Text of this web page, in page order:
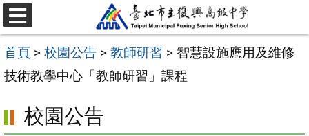
跳
至
主
要
容
選
單
首頁 > 校園公告 > 教師研習 > 智慧設施應用及維修
技術教學中心「教師研習」課程
校園公告